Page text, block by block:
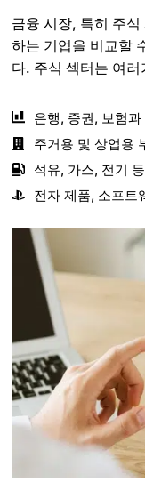
금융 시장, 특히 주
하는 기업을 비교할
다. 주식 섹터는 여
은행, 증권, 보험
주거용 및 상업용
석유, 가스, 전기
전자 제품, 소프트